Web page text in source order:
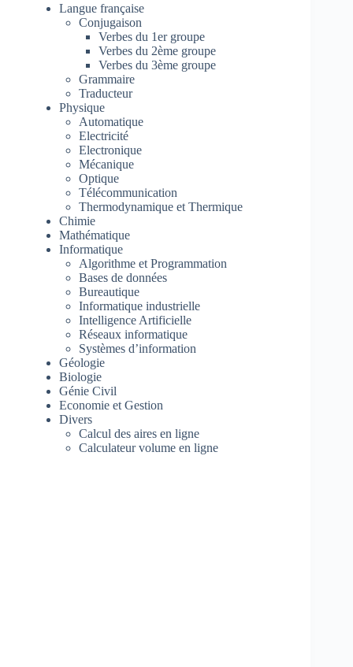
Langue française
Conjugaison
Verbes du 1er groupe
Verbes du 2ème groupe
Verbes du 3ème groupe
Grammaire
Traducteur
Physique
Automatique
Electricité
Electronique
Mécanique
Optique
Télécommunication
Thermodynamique et Thermique
Chimie
Mathématique
Informatique
Algorithme et Programmation
Bases de données
Bureautique
Informatique industrielle
Intelligence Artificielle
Réseaux informatique
Systèmes d’information
Géologie
Biologie
Génie Civil
Economie et Gestion
Divers
Calcul des aires en ligne
Calculateur volume en ligne